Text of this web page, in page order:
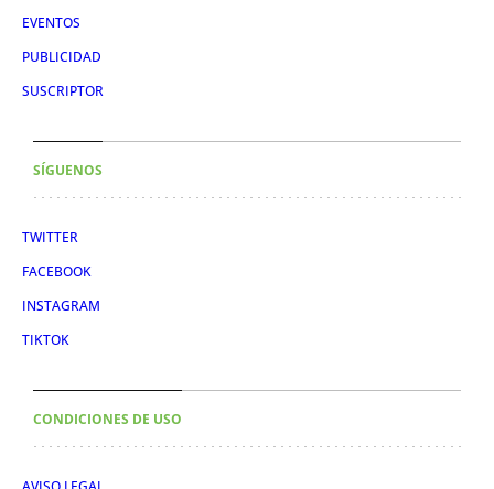
EVENTOS
PUBLICIDAD
SUSCRIPTOR
SÍGUENOS
TWITTER
FACEBOOK
INSTAGRAM
TIKTOK
CONDICIONES DE USO